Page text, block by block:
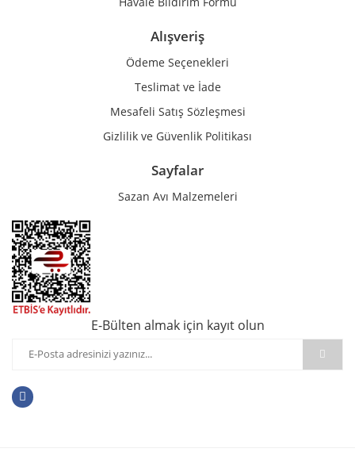
Alışveriş
Ödeme Seçenekleri
Teslimat ve İade
Mesafeli Satış Sözleşmesi
Gizlilik ve Güvenlik Politikası
Sayfalar
Sazan Avı Malzemeleri
E-Bülten almak için kayıt olun